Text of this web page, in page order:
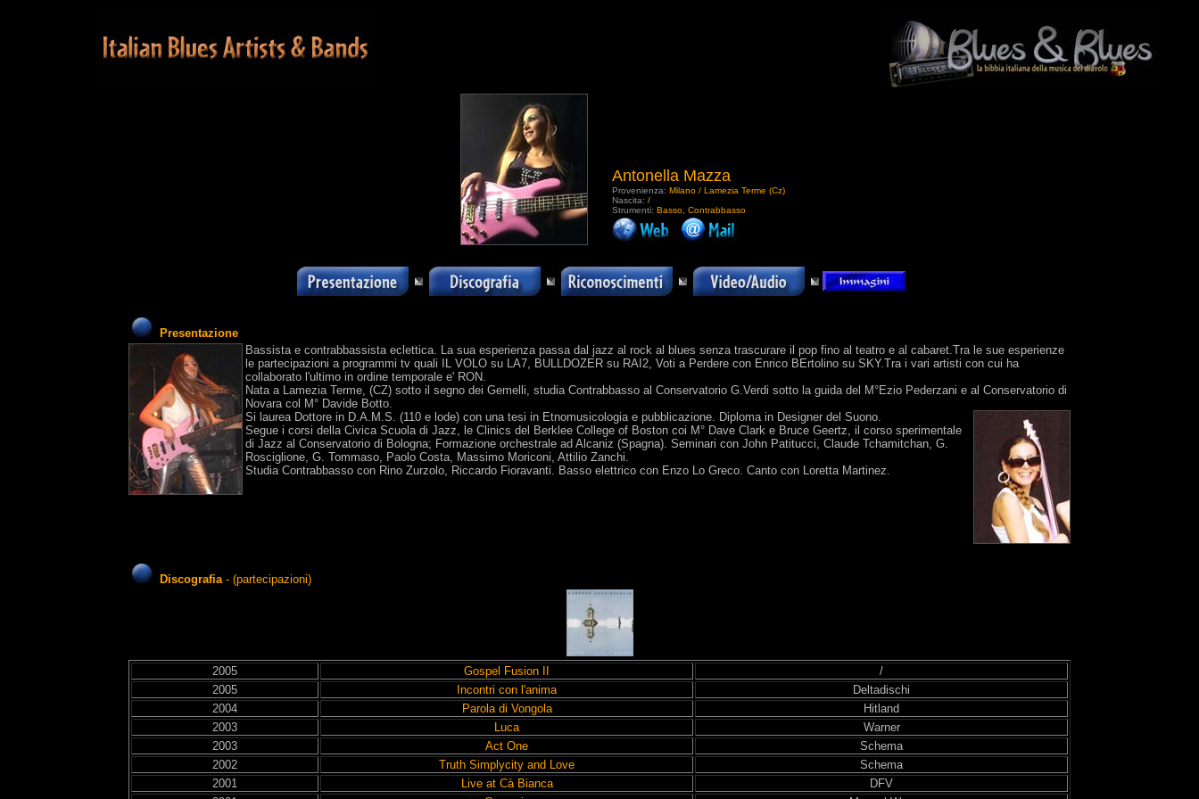
Antonella Mazza
Provenienza: Milano / Lamezia Terme (Cz)
Nascita: /
Strumenti: Basso, Contrabbasso
Presentazione
Bassista e contrabbassista eclettica. La sua esperienza passa dal jazz al rock al blues senza trascurare il pop fino al teatro e al cabaret.Tra le sue esperienze
le partecipazioni a programmi tv quali IL VOLO su LA7, BULLDOZER su RAI2, Voti a Perdere con Enrico BErtolino su SKY.Tra i vari artisti con cui ha
collaborato l'ultimo in ordine temporale e' RON.
Nata a Lamezia Terme, (CZ) sotto il segno dei Gemelli, studia Contrabbasso al Conservatorio G.Verdi sotto la guida del M°Ezio Pederzani e al Conservatorio di
Novara col M° Davide Botto.
Si laurea Dottore in D.A.M.S. (110 e lode) con una tesi in Etnomusicologia e pubblicazione. Diploma in Designer del Suono.
Segue i corsi della Civica Scuola di Jazz, le Clinics del Berklee College of Boston coi M° Dave Clark e Bruce Geertz, il corso sperimentale
di Jazz al Conservatorio di Bologna; Formazione orchestrale ad Alcaniz (Spagna). Seminari con John Patitucci, Claude Tchamitchan, G.
Rosciglione, G. Tommaso, Paolo Costa, Massimo Moriconi, Attilio Zanchi.
Studia Contrabbasso con Rino Zurzolo, Riccardo Fioravanti. Basso elettrico con Enzo Lo Greco. Canto con Loretta Martinez.
Discografia- (partecipazioni)
2005 Gospel Fusion II
/
2005
Incontri con l'anima
Deltadischi
2004
Parola di Vongola
Hitland
2003
Luca
Warner
2003
Act One
Schema
2002
Truth Simplycity and Love
Schema
2001
Live at Cà Bianca
DFV